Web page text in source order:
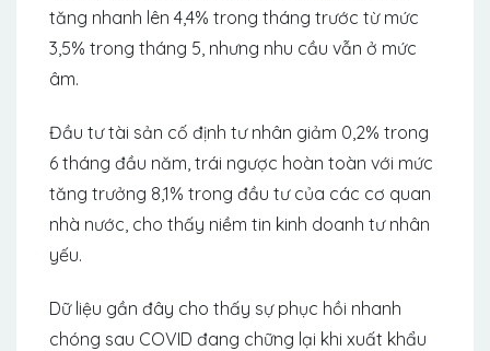
tăng nhanh lên 4,4% trong tháng trước từ mức
3,5% trong tháng 5, nhưng nhu cầu vẫn ở mức
âm.
Đầu tư tài sản cố định tư nhân giảm 0,2% trong
6 tháng đầu năm, trái ngược hoàn toàn với mức
tăng trưởng 8,1% trong đầu tư của các cơ quan
nhà nước, cho thấy niềm tin kinh doanh tư nhân
yếu.
Dữ liệu gần đây cho thấy sự phục hồi nhanh
chóng sau COVID đang chững lại khi xuất khẩu